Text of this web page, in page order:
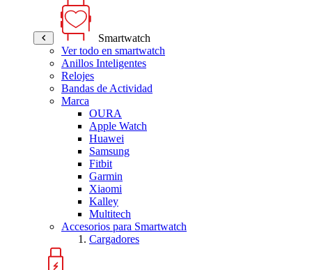
Smartwatch
Ver todo en smartwatch
Anillos Inteligentes
Relojes
Bandas de Actividad
Marca
OURA
Apple Watch
Huawei
Samsung
Fitbit
Garmin
Xiaomi
Kalley
Multitech
Accesorios para Smartwatch
Cargadores